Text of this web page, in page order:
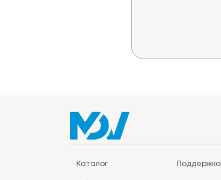
Каталог Поддержка